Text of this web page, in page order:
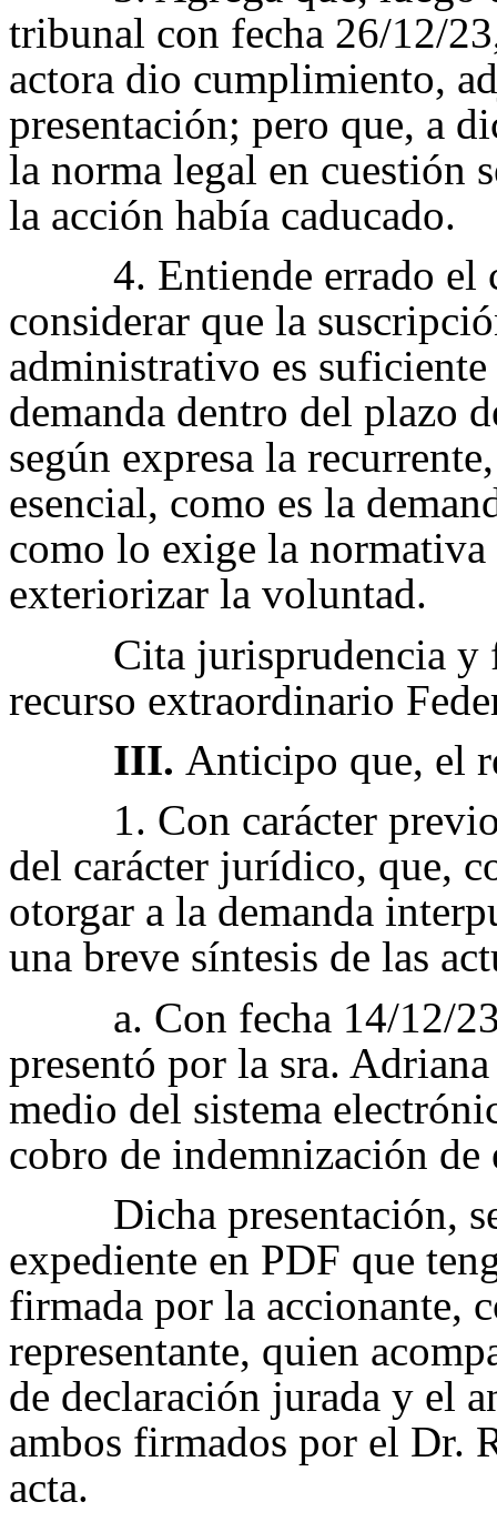
tribunal con fecha 26/12/
actora dio cumplimiento,
presentación; pero que, a
la norma legal en cuestión
la acción había caducado.
4. Entiende errado el
considerar que la
administrativo es
demanda dentro del plazo
según expresa la
esencial, como es la
como lo exige la
exteriorizar la voluntad.
Cita jurisprudencia y
recurso extraordinario
III. Anticipo que, el
1. Con carácter
del carácter jurídico, que,
otorgar a la demanda
una breve síntesis de las
a. Con fecha 14/12/
presentó por la sra.
medio del sistema
cobro de indemnización
Dicha presentación,
expediente en PDF que
firmada por la accionante,
representante, quien
de declaración jurada y el
ambos firmados por el Dr.
acta.